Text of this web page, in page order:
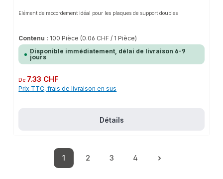
Elément de raccordement idéal pour les plaques de support doubles
Contenu : 100 Pièce (0.06 CHF / 1 Pièce)
Disponible immédiatement, délai de livraison 6-9
jours
Prix régulier :
De 7.33 CHF
Prix TTC, frais de livraison en sus
Détails
Page
1
Page
2
Page
3
Page
4